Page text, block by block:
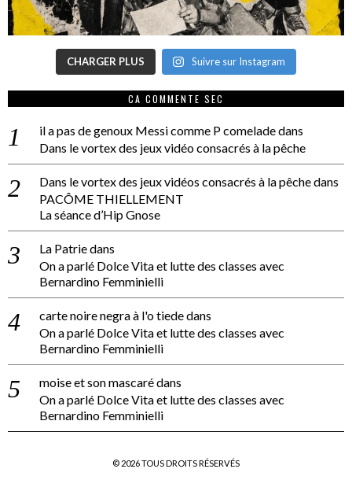
CHARGER PLUS Suivre sur Instagram
CA COMMENTE SEC
il a pas de genoux Messi comme P comeladedans
Dans le vortex des jeux vidéo consacrés à la pêche
Dans le vortex des jeux vidéos consacrés à la pêchedans
PACÔME THIELLEMENT
La séance d’Hip Gnose
La Patriedans
On a parlé Dolce Vita et lutte des classes avec
Bernardino Femminielli
carte noire negra à l'o tiededans
On a parlé Dolce Vita et lutte des classes avec
Bernardino Femminielli
moise et son mascarédans
On a parlé Dolce Vita et lutte des classes avec
Bernardino Femminielli
© 2026TOUS DROITS RÉSERVÉS